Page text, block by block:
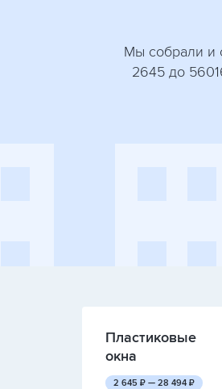
Мы собрали и
2645 до
Пластиковые
окна
2 645 руб.
₽ — 28 494 руб.
₽